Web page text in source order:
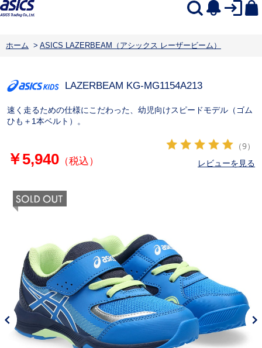
ホーム > ASICS LAZERBEAM（アシックス レーザービーム）
LAZERBEAM KG-MG1154A213
速く走るための仕様にこだわった、幼児向けスピードモデル（ゴム
ひも＋1本ベルト）。
￥5,940（税込）
（9）
レビューを見る